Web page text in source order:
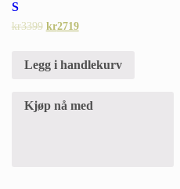
S
kr3399 kr2719
Legg i handlekurv
Kjøp nå med